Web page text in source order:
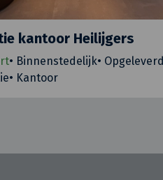
kantoor Heilijgers
• Binnenstedelijk• Opgeleverd
• Kantoor